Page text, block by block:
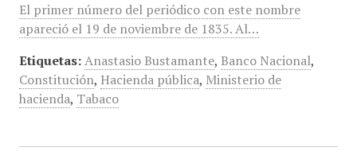
El primer número del periódico con este nombre
apareció el 19 de noviembre de 1835. Al…
Etiquetas: Anastasio Bustamante, Banco Nacional,
Constitución, Hacienda pública, Ministerio de
hacienda, Tabaco